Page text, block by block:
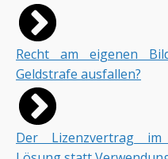
Recht am eigenen
Geldstrafe ausfallen?
Der Lizenzvertrag im